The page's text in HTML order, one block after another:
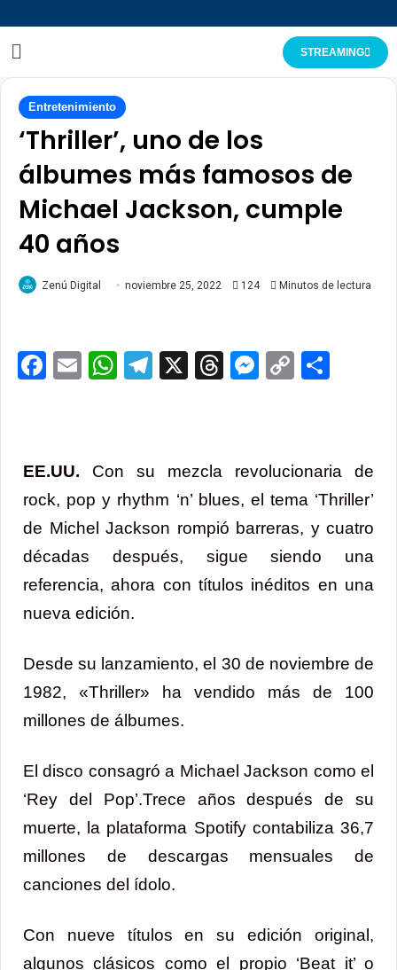
STREAMING
Entretenimiento
‘Thriller’, uno de los
álbumes más famosos de
Michael Jackson, cumple
40 años
Zenú Digital noviembre 25, 2022 124 Minutos de lectura
Facebook
EmailWhatsApp
Telegram
X ThreadsCopy
EE.UU. Con su mezcla revolucionaria de
rock, pop y rhythm ‘n’ blues, el tema ‘Thriller’
de Michel Jackson rompió barreras, y cuatro
décadas después, sigue siendo una
referencia, ahora con títulos inéditos en una
nueva edición.
Desde su lanzamiento, el 30 de noviembre de
1982, «Thriller» ha vendido más de 100
millones de álbumes.
El disco consagró a Michael Jackson como el
‘Rey del Pop’.Trece años después de su
muerte, la plataforma Spotify contabiliza 36,7
millones de descargas mensuales de
canciones del ídolo.
Con nueve títulos en su edición original,
algunos clásicos como el propio ‘Beat it’ o